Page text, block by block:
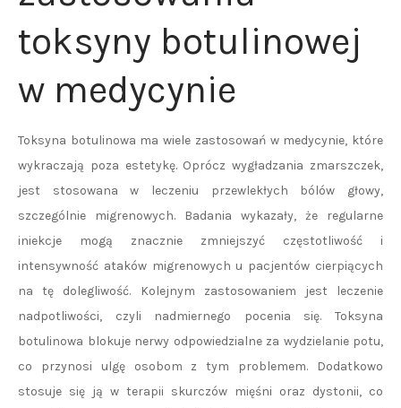
toksyny botulinowej
w medycynie
Toksyna botulinowa ma wiele zastosowań w medycynie, które
wykraczają poza estetykę. Oprócz wygładzania zmarszczek,
jest stosowana w leczeniu przewlekłych bólów głowy,
szczególnie migrenowych. Badania wykazały, że regularne
iniekcje mogą znacznie zmniejszyć częstotliwość i
intensywność ataków migrenowych u pacjentów cierpiących
na tę dolegliwość. Kolejnym zastosowaniem jest leczenie
nadpotliwości, czyli nadmiernego pocenia się. Toksyna
botulinowa blokuje nerwy odpowiedzialne za wydzielanie potu,
co przynosi ulgę osobom z tym problemem. Dodatkowo
stosuje się ją w terapii skurczów mięśni oraz dystonii, co